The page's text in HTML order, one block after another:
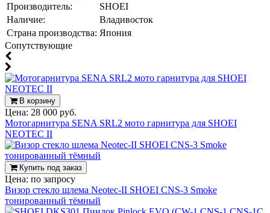
Производитель:
SHOEI
Наличие:
Владивосток
Страна производства: Япония
Cопутствующие
В корзину
Цена: 28 000 руб.
Мотогарнитура SENA SRL2 мото гарнитура для SHOEI
NEOTEC II
Купить под заказ
Цена: по запросу
Визор стекло шлема Neotec-II SHOEI CNS-3 Smoke
тонированный тёмный